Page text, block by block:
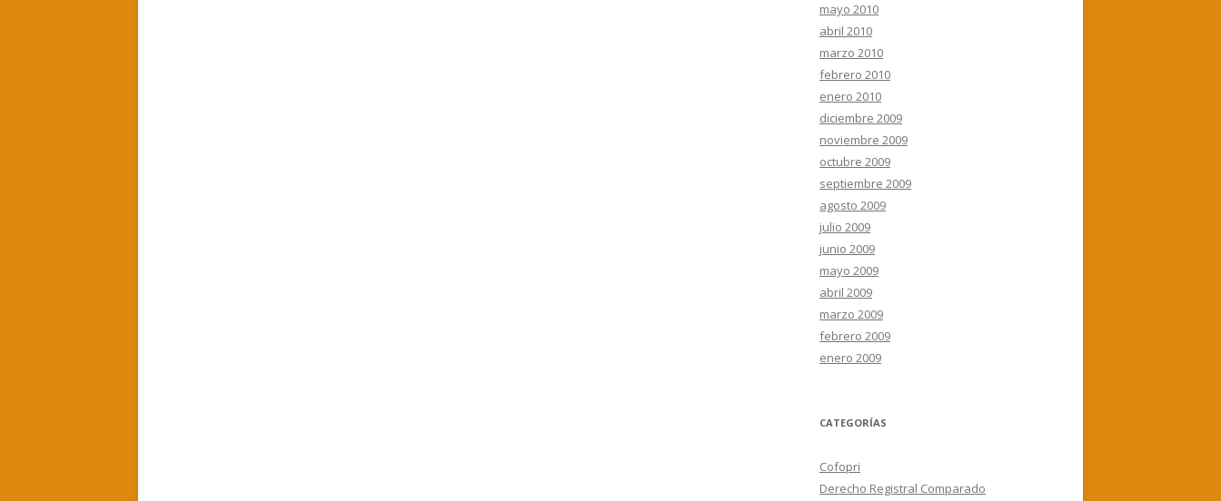
mayo 2010
abril 2010
marzo 2010
febrero 2010
enero 2010
diciembre 2009
noviembre 2009
octubre 2009
septiembre 2009
agosto 2009
julio 2009
junio 2009
mayo 2009
abril 2009
marzo 2009
febrero 2009
enero 2009
CATEGORÍAS
Cofopri
Derecho Registral Comparado